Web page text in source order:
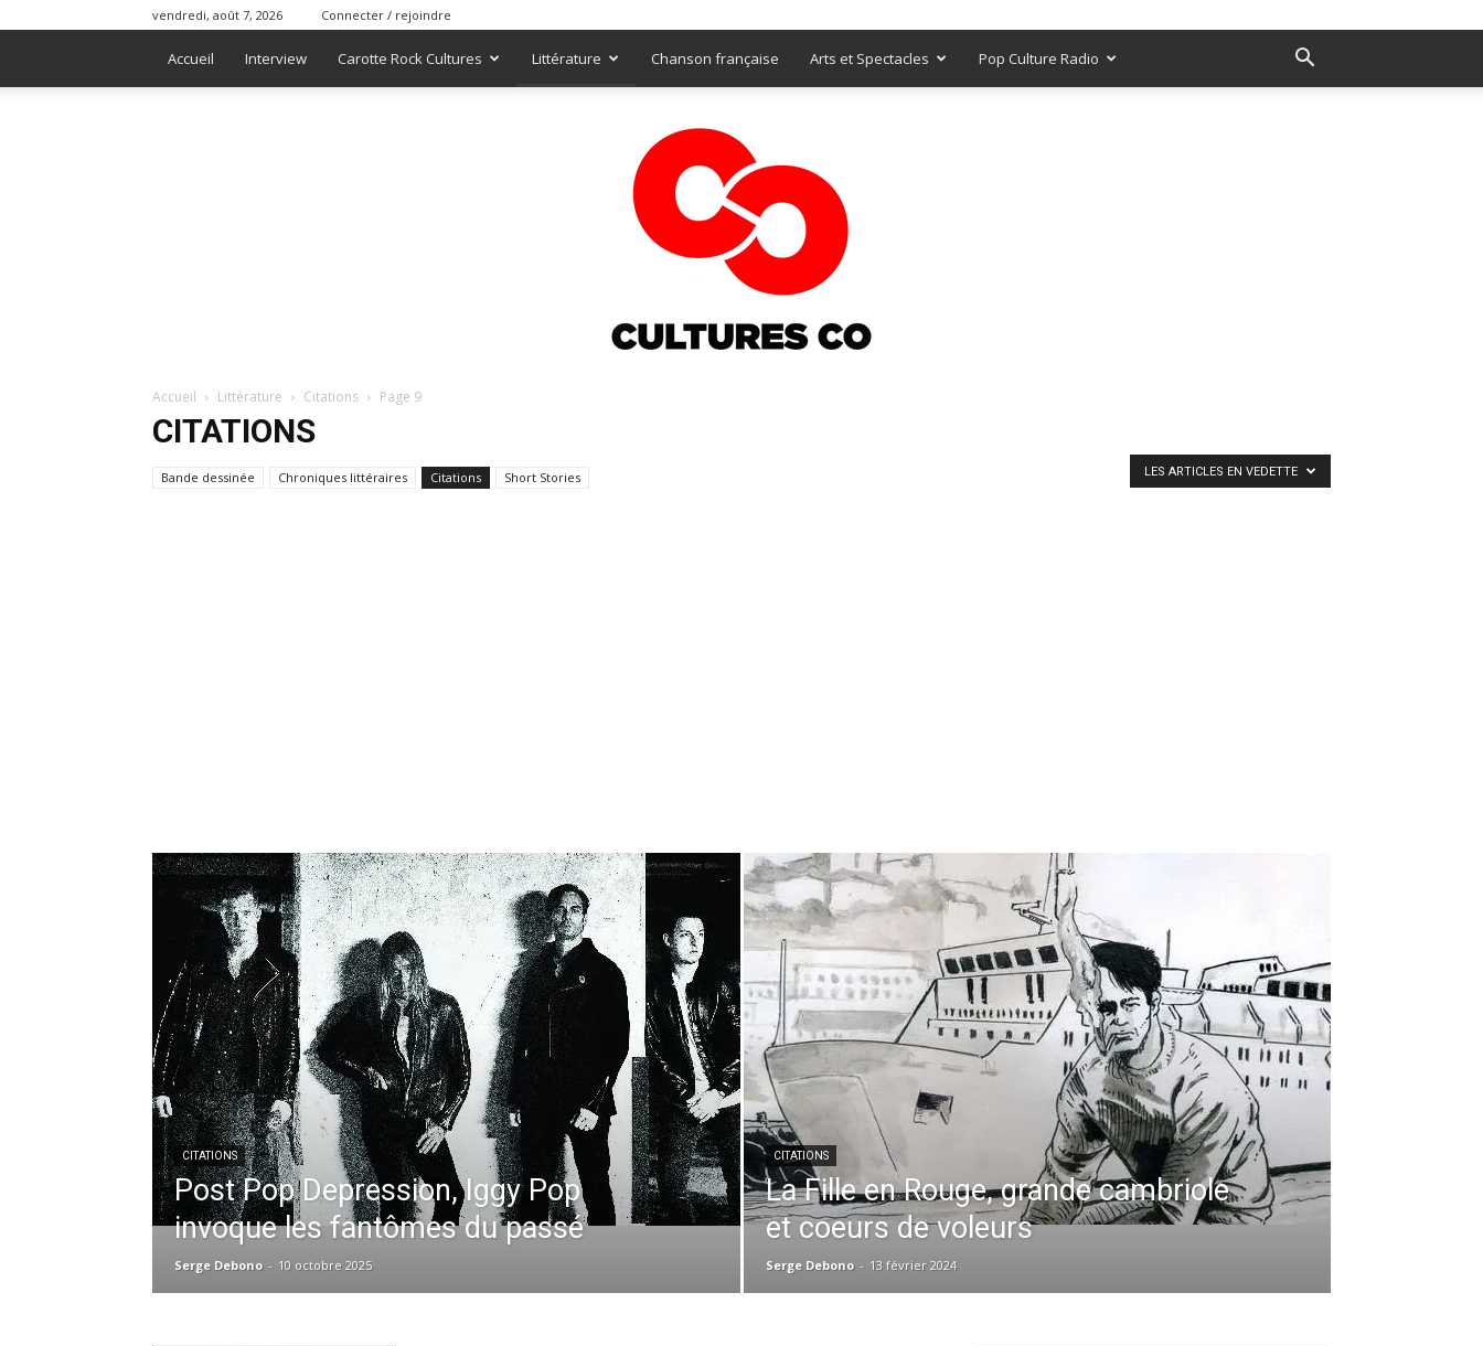
vendredi, août 7, 2026 Connecter / rejoindre
Accueil Interview Carotte Rock Cultures Littérature Chanson française Arts et Spectacles Pop Culture Radio
Accueil Littérature Citations Page 9
CITATIONS
Bande dessinée Chroniques littéraires Citations Short Stories LES ARTICLES EN VEDETTE
CITATIONS
Post Pop Depression, Iggy Pop
invoque les fantômes du passé
Serge Debono - 10 octobre 2025
CITATIONS
La Fille en Rouge, grande cambriole
et coeurs de voleurs
Serge Debono - 13 février 2024